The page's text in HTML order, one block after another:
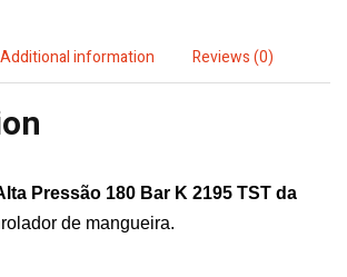
TST
Kranzle
Additional information Reviews (0)
Pressão 180 Bar K 2195 TST da
de mangueira.